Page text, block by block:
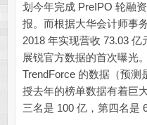
划今年完成 PreIPO 轮融
报。而根据大华会计师事
2018 年实现营收 73.03
展锐官方数据的首次曝光
TrendForce 的数据（预测
授去年的榜单数据有着巨
三名是 100 亿，第四名是